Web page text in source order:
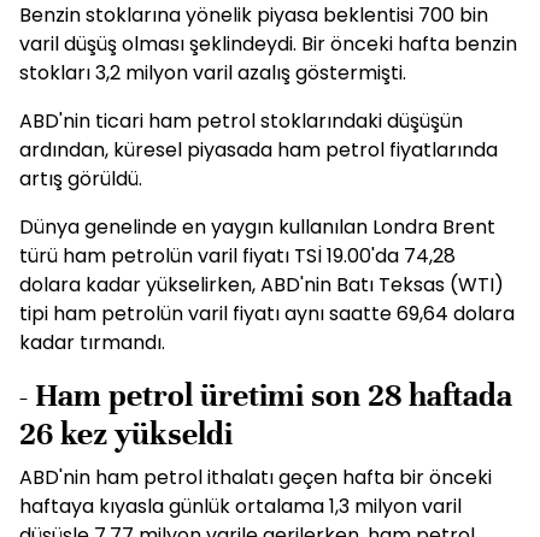
Benzin stoklarına yönelik piyasa beklentisi 700 bin
varil düşüş olması şeklindeydi. Bir önceki hafta benzin
stokları 3,2 milyon varil azalış göstermişti.
ABD'nin ticari ham petrol stoklarındaki düşüşün
ardından, küresel piyasada ham petrol fiyatlarında
artış görüldü.
Dünya genelinde en yaygın kullanılan Londra Brent
türü ham petrolün varil fiyatı TSİ 19.00'da 74,28
dolara kadar yükselirken, ABD'nin Batı Teksas (WTI)
tipi ham petrolün varil fiyatı aynı saatte 69,64 dolara
kadar tırmandı.
- Ham petrol üretimi son 28 haftada
26 kez yükseldi
ABD'nin ham petrol ithalatı geçen hafta bir önceki
haftaya kıyasla günlük ortalama 1,3 milyon varil